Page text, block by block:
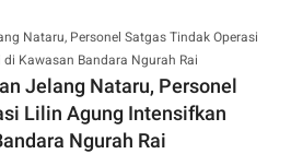
Jelang Nataru, Personel
Lilin Agung Intensifkan
Ngurah Rai